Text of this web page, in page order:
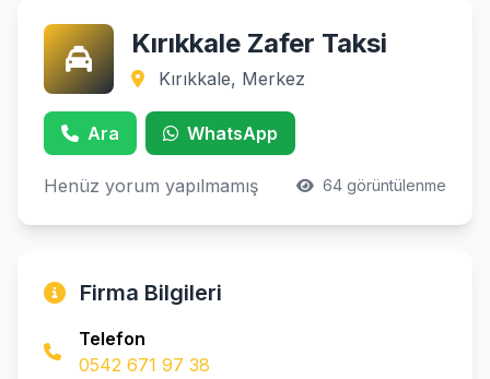
Kırıkkale Zafer Taksi
Kırıkkale, Merkez
Ara WhatsApp
Henüz yorum yapılmamış 64 görüntülenme
Firma Bilgileri
Telefon
0542 671 97 38